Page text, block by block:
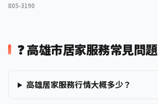
805-3190
❓ 高雄市居家服務常見問題
高雄居家服務行情大概多少？